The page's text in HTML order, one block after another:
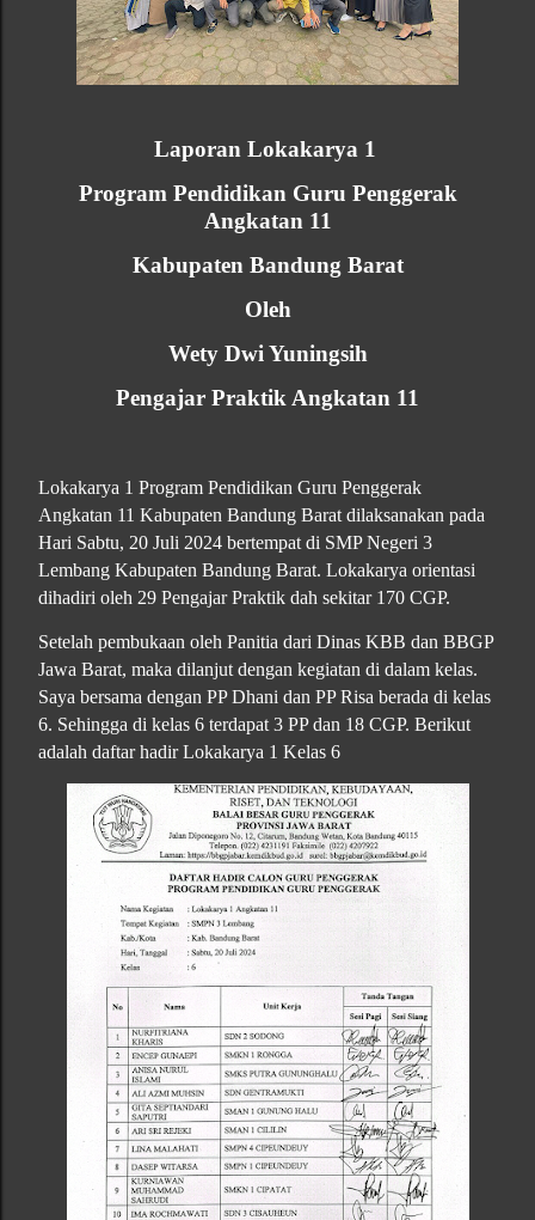
Laporan Lokakarya 1
Program Pendidikan Guru Penggerak
Angkatan 11
Kabupaten Bandung Barat
Oleh
Wety Dwi Yuningsih
Pengajar Praktik Angkatan 11
Lokakarya 1 Program Pendidikan Guru Penggerak
Angkatan 11 Kabupaten Bandung Barat dilaksanakan pada
Hari Sabtu, 20 Juli 2024 bertempat di SMP Negeri 3
Lembang Kabupaten Bandung Barat. Lokakarya orientasi
dihadiri oleh 29 Pengajar Praktik dah sekitar 170 CGP.
Setelah pembukaan oleh Panitia dari Dinas KBB dan BBGP
Jawa Barat, maka dilanjut dengan kegiatan di dalam kelas.
Saya bersama dengan PP Dhani dan PP Risa berada di kelas
6. Sehingga di kelas 6 terdapat 3 PP dan 18 CGP. Berikut
adalah daftar hadir Lokakarya 1 Kelas 6